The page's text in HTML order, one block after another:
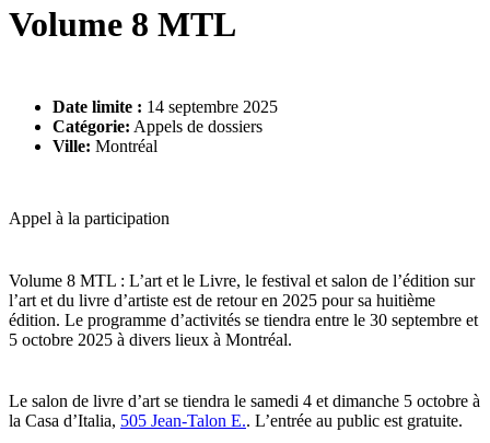
Volume 8 MTL
Date limite : 14 septembre 2025
Catégorie: Appels de dossiers
Ville: Montréal
Appel à la participation
Volume 8 MTL : L’art et le Livre, le festival et salon de l’édition sur
l’art et du livre d’artiste est de retour en 2025 pour sa huitième
édition. Le programme d’activités se tiendra entre le 30 septembre et
5 octobre 2025 à divers lieux à Montréal.
Le salon de livre d’art se tiendra le samedi 4 et dimanche 5 octobre à
la Casa d’Italia, 505 Jean-Talon E.. L’entrée au public est gratuite.